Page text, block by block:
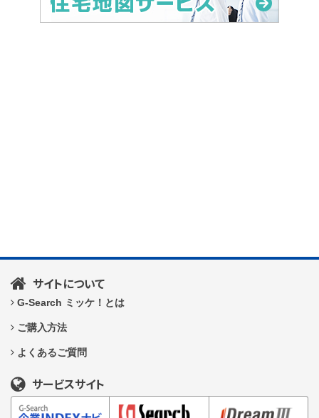
サイトについて
G-Search ミッケ！とは
ご購入方法
よくあるご質問
サービスサイト